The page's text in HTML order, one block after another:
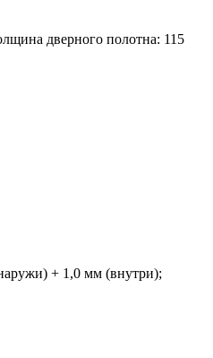
дверного полотна: 115
+ 1,0 мм (внутри);